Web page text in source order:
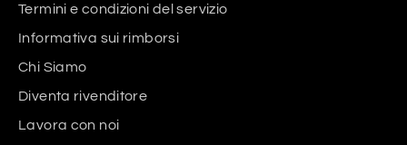
Termini e condizioni del servizio
Informativa sui rimborsi
Chi Siamo
Diventa rivenditore
Lavora con noi